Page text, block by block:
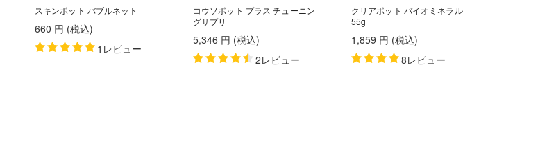
スキンポット バブルネット
660 円 (税込)
1レビュー
コウソポット プラス チューニン
グサプリ
5,346 円 (税込)
2レビュー
クリアポット バイオミネラル
55g
1,859 円 (税込)
8レビュー